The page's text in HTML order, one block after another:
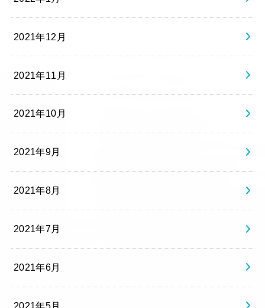
2021年12月
2021年11月
2021年10月
2021年9月
2021年8月
2021年7月
2021年6月
2021年5月